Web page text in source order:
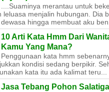
....Suaminya merantau untuk
leluasa menjalin hubungan. Dia
hingga membuat aku
10 Arti Kata Hmm Dari
Kamu Yang Mana?
Penggunaan kata hmm
kondisi sedang berpikir.
kata itu ada kalimat teru...
Jasa Tebang Pohon